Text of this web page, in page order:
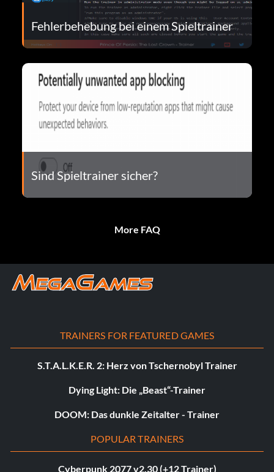
Fehlerbehebung bei einem Spieltrainer
Sind Spieltrainer sicher?
More FAQ
TRAINERS FOR FEATURED GAMES
S.T.A.L.K.E.R. 2: Herz von Tschernobyl Trainer
Dying Light: Die „Beast“-Trainer
DOOM: Das dunkle Zeitalter - Trainer
POPULAR TRAINERS
Cyberpunk 2077 v2.30 (+12 Trainer)